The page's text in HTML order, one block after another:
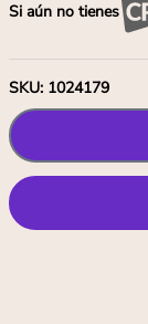
Si aún no tienes
SKU: 1024179